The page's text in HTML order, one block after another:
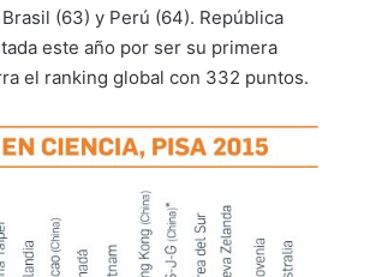
(63) y Perú (64). República
este año por ser su primera
el ranking global con 332 puntos.